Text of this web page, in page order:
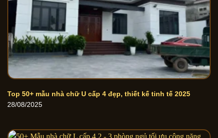
Top 50+ mẫu nhà chữ U cấp 4 đẹp, thiết kế tinh tế 2025
28/08/2025